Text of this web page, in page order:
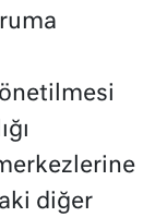
diğer